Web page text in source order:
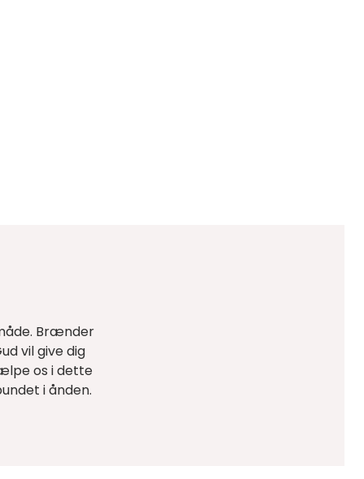
Brænder
vil give dig
os i dette
i ånden.